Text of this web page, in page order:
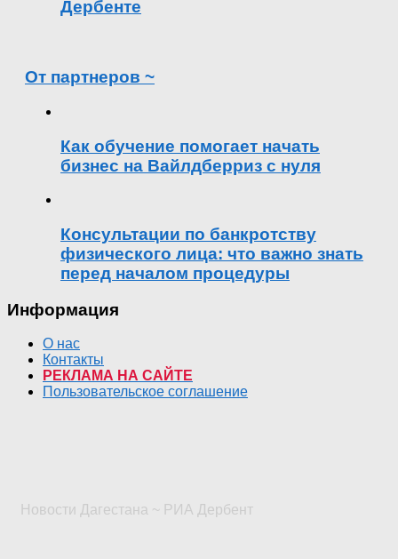
Дербенте
От партнеров ~
Как обучение помогает начать
бизнес на Вайлдберриз с нуля
Консультации по банкротству
физического лица: что важно знать
перед началом процедуры
Информация
О нас
Контакты
РЕКЛАМА НА САЙТЕ
Пользовательское соглашение
Новости Дагестана ~ РИА Дербент